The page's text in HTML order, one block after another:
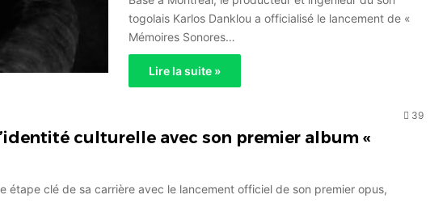
togolais Karlos Danklou a officialisé le lancement de «
Mémoires Sonores…
Lire la suite »
39
culturelle avec son premier album «
étape clé de sa carrière avec le lancement officiel de son premier opus,